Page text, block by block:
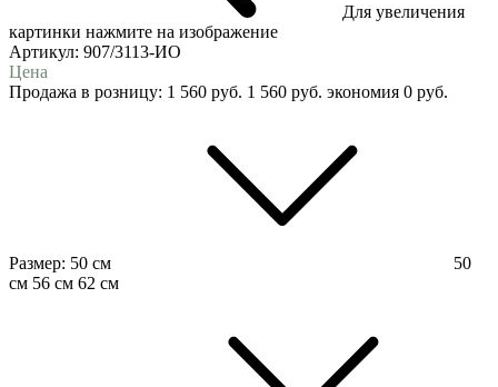
Для увеличения
картинки нажмите на изображение
Артикул: 907/3113-ИО
Цена
Продажа в розницу: 1 560 руб. 1 560 руб. экономия 0 руб.
Размер: 50 см
50
см 56 см 62 см